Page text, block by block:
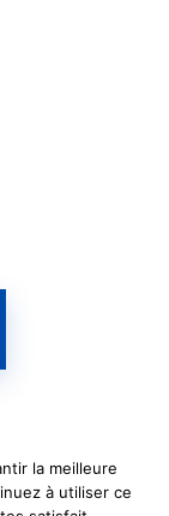
la meilleure
à utiliser ce